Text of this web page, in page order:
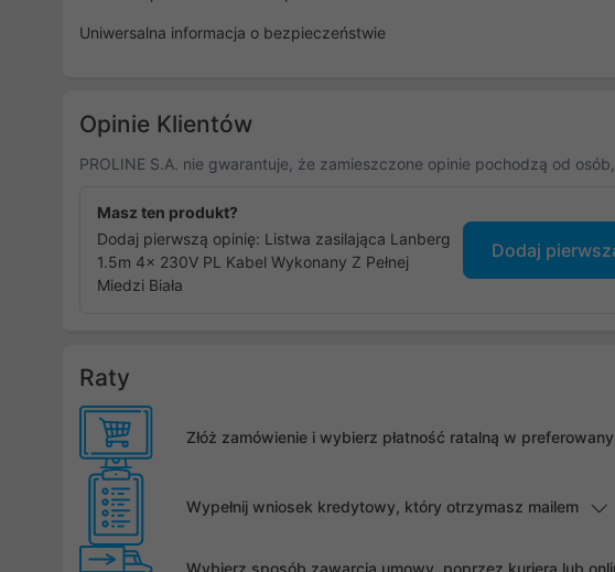
Uniwersalna informacja o bezpieczeństwie
Opinie Klientów
PROLINE S.A. nie gwarantuje, że zamieszczone opinie pochodzą od
Masz ten produkt?
Dodaj pierwszą opinię: Listwa zasilająca Lanberg
1.5m 4x 230V PL Kabel Wykonany Z Pełnej
Miedzi Biała
Dodaj
Raty
Złóż zamówienie i wybierz płatność ratalną w
Wypełnij wniosek kredytowy, który otrzymasz mailem
Wybierz sposób zawarcia umowy, poprzez kuriera lub